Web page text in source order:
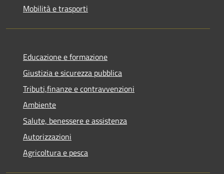
Mobilità e trasporti
Educazione e formazione
Giustizia e sicurezza pubblica
Tributi,finanze e contravvenzioni
Ambiente
Salute, benessere e assistenza
Autorizzazioni
Agricoltura e pesca